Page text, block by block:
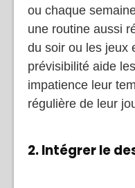
ou chaque
une routine aussi
du soir ou les jeux
prévisibilité aide
impatience leur
régulière de leur
2. Intégrer le